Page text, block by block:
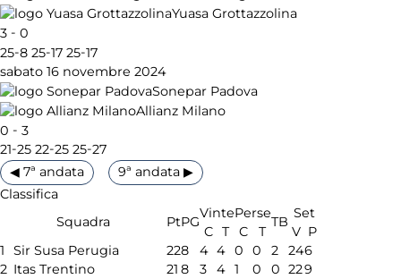
Yuasa Grottazzolina
3 - 0
25-8 25-17 25-17
sabato 16 novembre 2024
Sonepar Padova
Allianz Milano
0 - 3
21-25 22-25 25-27
◀ 7ª andata
9ª andata ▶
Classifica
Squadra
PtPG
VintePerse
TB
Set
C T C T V P
1
Sir Susa Perugia 228 4 4 0 0 2 246
2 Itas Trentino 21 8 3 4 1 0 0 229